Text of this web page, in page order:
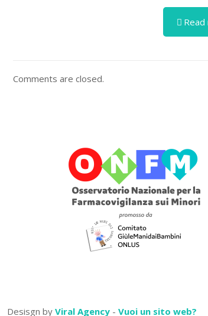
Comments are closed.
Desisgn by Viral Agency - Vuoi un sito web?